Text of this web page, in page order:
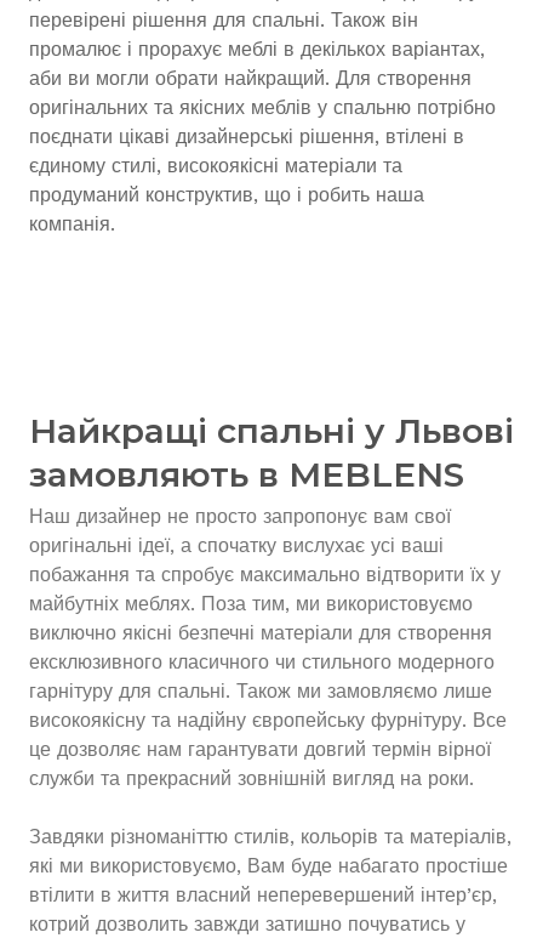
перевірені рішення для спальні. Також він
промалює і прорахує меблі в декількох варіантах,
аби ви могли обрати найкращий. Для створення
оригінальних та якісних меблів у спальню потрібно
поєднати цікаві дизайнерські рішення, втілені в
єдиному стилі, високоякісні матеріали та
продуманий конструктив, що і робить наша
компанія.
Найкращі спальні у Львові
замовляють в MEBLENS
Наш дизайнер не просто запропонує вам свої
оригінальні ідеї, а спочатку вислухає усі ваші
побажання та спробує максимально відтворити їх у
майбутніх меблях. Поза тим, ми використовуємо
виключно якісні безпечні матеріали для створення
ексклюзивного класичного чи стильного модерного
гарнітуру для спальні. Також ми замовляємо лише
високоякісну та надійну європейську фурнітуру. Все
це дозволяє нам гарантувати довгий термін вірної
служби та прекрасний зовнішній вигляд на роки.
Завдяки різноманіттю стилів, кольорів та матеріалів,
які ми використовуємо, Вам буде набагато простіше
втілити в життя власний неперевершений інтер’єр,
котрий дозволить завжди затишно почуватись у